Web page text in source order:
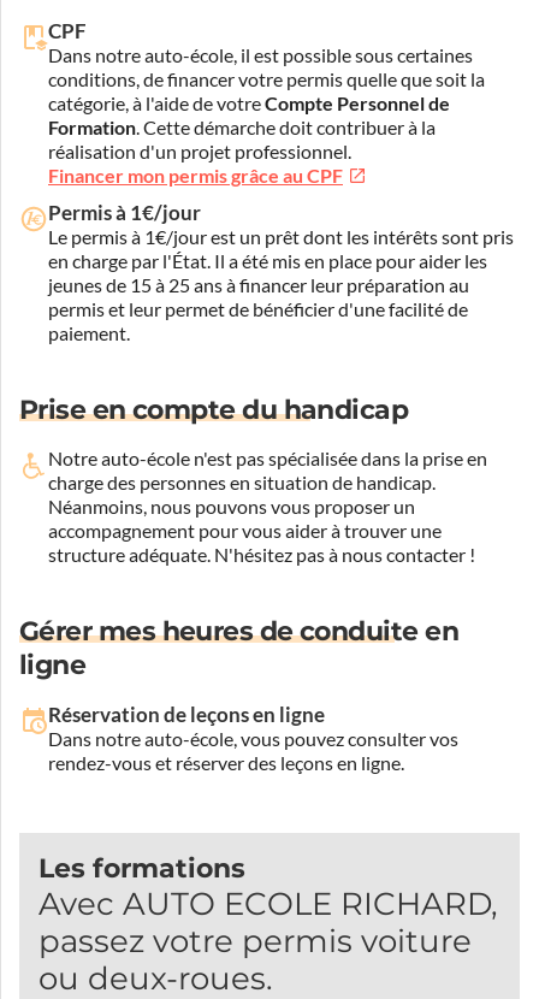
CPF
Dans notre auto-école, il est possible sous certaines
conditions, de financer votre permis quelle que soit la
catégorie, à l'aide de votreCompte Personnel de
Formation. Cette démarche doit contribuer à la
réalisation d'un projet professionnel.
Financer mon permis grâce au CPF
Permis à 1€/jour
Le permis à 1€/jour est un prêt dont les intérêts sont pris
en charge par l'État. Il a été mis en place pour aider les
jeunes de 15 à 25 ans à financer leur préparation au
permis et leur permet de bénéficier d'une facilité de
paiement.
Prise en compte du handicap
Notre auto-école n'est pas spécialisée dans la prise en
charge des personnes en situation de handicap.
Néanmoins, nous pouvons vous proposer un
accompagnement pour vous aider à trouver une
structure adéquate. N'hésitez pas à nous contacter !
Gérer mes heures de conduite en
ligne
Réservation de leçons en ligne
Dans notre auto-école, vous pouvez consulter vos
rendez-vous et réserver des leçons en ligne.
Les formations
Avec AUTO ECOLE RICHARD,
passez votre permis voiture
ou deux-roues.